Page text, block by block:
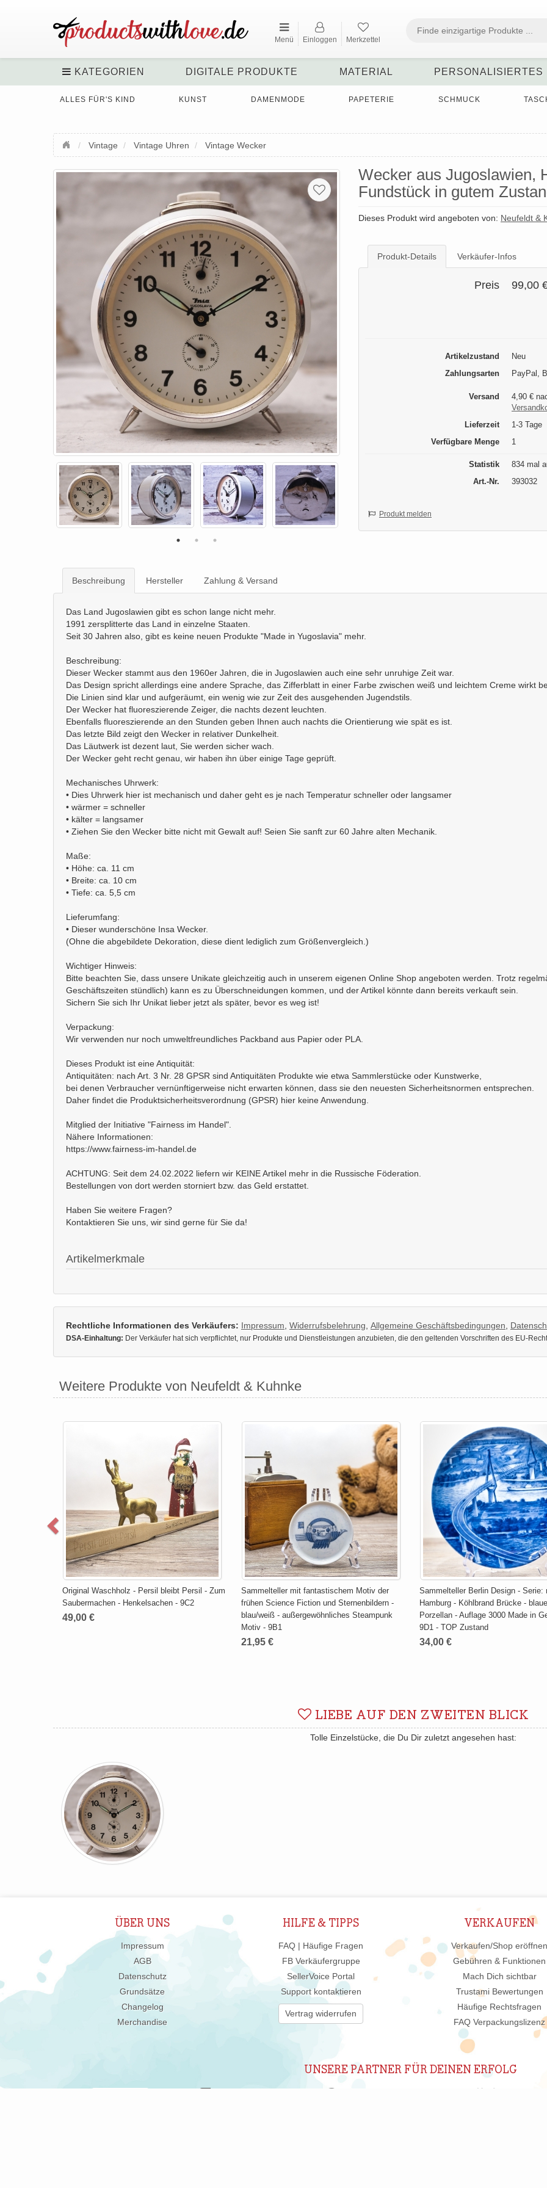
Menü Einloggen Merkzettel
KATEGORIEN DIGITALE PRODUKTE MATERIAL PERSONALISIERTES
ALLES FÜR'S KIND KUNST DAMENMODE PAPETERIE SCHMUCK
Vintage Vintage Uhren Vintage Wecker
Wecker aus Jugoslawien,
Fundstück in gutem
Dieses Produkt wird angeboten von: Neufeldt &
Produkt-Details Verkäufer-Infos
Preis 99,00
Artikelzustand
Neu
Zahlungsarten
PayPal,
Versand
4,90 €
Lieferzeit
1-3 Tage
Verfügbare Menge
1
Statistik
834 mal
Art.-Nr.
393032
Produkt melden
Beschreibung Hersteller Zahlung & Versand
Das Land Jugoslawien gibt es schon lange nicht mehr.
1991 zersplitterte das Land in einzelne Staaten.
Seit 30 Jahren also, gibt es keine neuen Produkte "Made in Yugoslavia" mehr.
Beschreibung:
Dieser Wecker stammt aus den 1960er Jahren, die in Jugoslawien auch eine sehr unruhige Zeit war.
Das Design spricht allerdings eine andere Sprache, das Zifferblatt in einer Farbe zwischen weiß und leichtem Creme wirkt
Die Linien sind klar und aufgeräumt, ein wenig wie zur Zeit des ausgehenden Jugendstils.
Der Wecker hat fluoreszierende Zeiger, die nachts dezent leuchten.
Ebenfalls fluoreszierende an den Stunden geben Ihnen auch nachts die Orientierung wie spät es ist.
Das letzte Bild zeigt den Wecker in relativer Dunkelheit.
Das Läutwerk ist dezent laut, Sie werden sicher wach.
Der Wecker geht recht genau, wir haben ihn über einige Tage geprüft.
Mechanisches Uhrwerk:
• Dies Uhrwerk hier ist mechanisch und daher geht es je nach Temperatur schneller oder langsamer
• wärmer = schneller
• kälter = langsamer
• Ziehen Sie den Wecker bitte nicht mit Gewalt auf! Seien Sie sanft zur 60 Jahre alten Mechanik.
Maße:
• Höhe: ca. 11 cm
• Breite: ca. 10 cm
• Tiefe: ca. 5,5 cm
Lieferumfang:
• Dieser wunderschöne Insa Wecker.
(Ohne die abgebildete Dekoration, diese dient lediglich zum Größenvergleich.)
Wichtiger Hinweis:
Bitte beachten Sie, dass unsere Unikate gleichzeitig auch in unserem eigenen Online Shop angeboten werden. Trotz
Geschäftszeiten stündlich) kann es zu Überschneidungen kommen, und der Artikel könnte dann bereits verkauft sein.
Sichern Sie sich Ihr Unikat lieber jetzt als später, bevor es weg ist!
Verpackung:
Wir verwenden nur noch umweltfreundliches Packband aus Papier oder PLA.
Dieses Produkt ist eine Antiquität:
Antiquitäten: nach Art. 3 Nr. 28 GPSR sind Antiquitäten Produkte wie etwa Sammlerstücke oder Kunstwerke,
bei denen Verbraucher vernünftigerweise nicht erwarten können, dass sie den neuesten Sicherheitsnormen entsprechen.
Daher findet die Produktsicherheitsverordnung (GPSR) hier keine Anwendung.
Mitglied der Initiative "Fairness im Handel".
Nähere Informationen:
https://www.fairness-im-handel.de
ACHTUNG: Seit dem 24.02.2022 liefern wir KEINE Artikel mehr in die Russische Föderation.
Bestellungen von dort werden storniert bzw. das Geld erstattet.
Haben Sie weitere Fragen?
Kontaktieren Sie uns, wir sind gerne für Sie da!
Artikelmerkmale
Rechtliche Informationen des Verkäufers: Impressum Widerrufsbelehrung Allgemeine Geschäftsbedingungen
DSA-Einhaltung: Der Verkäufer hat sich verpflichtet, nur Produkte und Dienstleistungen anzubieten, die den geltenden Vorschriften des EU-
Weitere Produkte von Neufeldt & Kuhnke
Original Waschholz - Persil bleibt Persil - Zum
Saubermachen - Henkelsachen - 9C2
49,00 €
Sammelteller mit fantastischem Motiv der
frühen Science Fiction und Sternenbildern -
blau/weiß - außergewöhnliches Steampunk
Motiv - 9B1
21,95 €
Sammelteller Berlin Design - Serie:
Hamburg - Köhlbrand Brücke -
Porzellan - Auflage 3000 Made in
9D1 - TOP Zustand
34,00 €
LIEBE AUF DEN ZWEITEN BLICK
Tolle Einzelstücke, die Du Dir zuletzt angesehen hast:
ÜBER UNS
Impressum
AGB
Datenschutz
Grundsätze
Changelog
Merchandise
HILFE & TIPPS
FAQ | Häufige Fragen
FB Verkäufergruppe
SellerVoice Portal
Support kontaktieren
Vertrag widerrufen
VERKAUFEN
Verkaufen/Shop eröffnen
Gebühren & Funktionen
Mach Dich sichtbar
Trustami Bewertungen
Häufige Rechtsfragen
FAQ Verpackungslizenz
UNSERE PARTNER FÜR DEINEN ERFOLG